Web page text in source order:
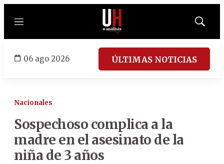
Menú
Mostrar
06 ago 2026 ÚLTIMAS NOTICIAS
Nacionales
Sospechoso complica a la
madre en el asesinato de la
niña de 3 años